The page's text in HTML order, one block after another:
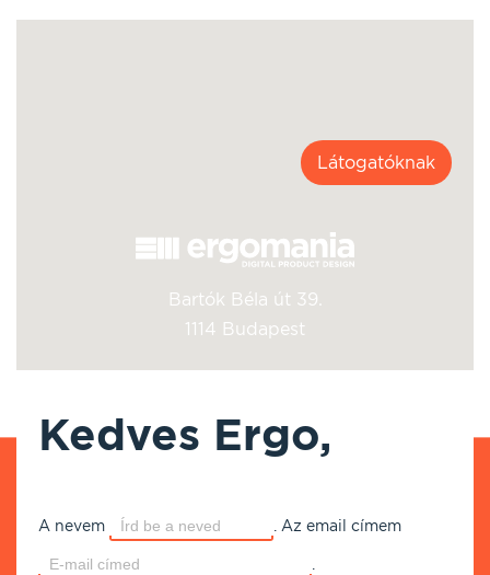
Kedves Ergo,
A nevem Az email címem
Bartók Béla út 39.
1114 Budapest
Látogatóknak